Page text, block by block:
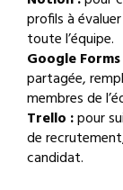
profils à
toute l’équipe.
Google
partagée,
membres de
Trello :pour
de
candidat.